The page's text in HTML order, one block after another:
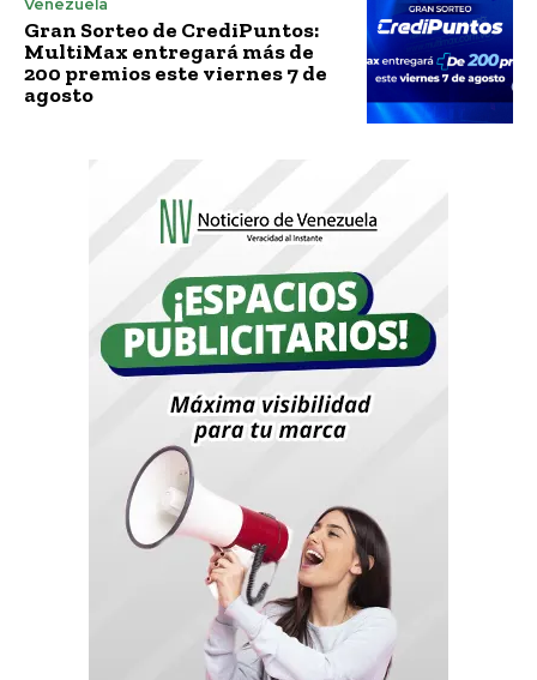
Gran Sorteo de CrediPuntos:
MultiMax entregará más de
200 premios este viernes 7 de
agosto